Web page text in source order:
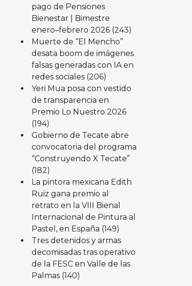
pago de Pensiones
Bienestar | Bimestre
enero–febrero 2026 (243)
Muerte de “El Mencho”
desata boom de imágenes
falsas generadas con IA en
redes sociales (206)
Yeri Mua posa con vestido
de transparencia en
Premio Lo Nuestro 2026
(194)
Gobierno de Tecate abre
convocatoria del programa
“Construyendo X Tecate”
(182)
La pintora mexicana Edith
Ruiz gana premio al
retrato en la VIII Bienal
Internacional de Pintura al
Pastel, en España (149)
Tres detenidos y armas
decomisadas tras operativo
de la FESC en Valle de las
Palmas (140)